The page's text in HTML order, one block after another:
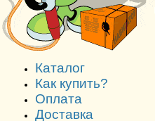
Каталог
Как купить?
Оплата
Доставка